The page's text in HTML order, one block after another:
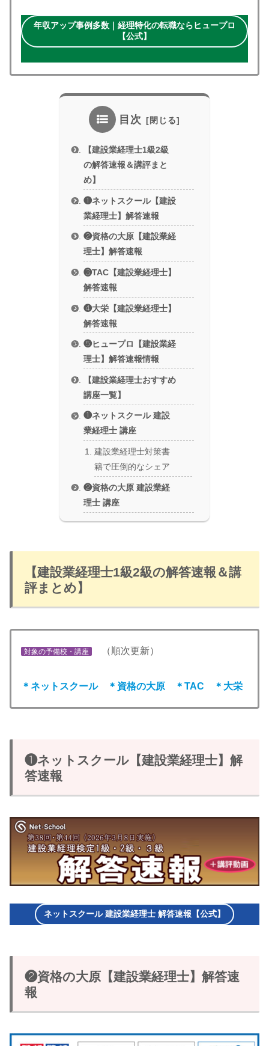
年収アップ事例多数｜経理特化の転職ならヒュープロ
【公式】
目次
【建設業経理士1級2級
の解答速報＆講評まと
め】
❶ネットスクール【建設
業経理士】解答速報
❷資格の大原【建設業経
理士】解答速報
❸TAC【建設業経理士】
解答速報
❹大栄【建設業経理士】
解答速報
❺ヒュープロ【建設業経
理士】解答速報情報
【建設業経理士おすすめ
講座一覧】
❶ネットスクール 建設
業経理士 講座
建設業経理士対策書
籍で圧倒的なシェア
❷資格の大原 建設業経
理士 講座
【建設業経理士1級2級の解答速報＆講
評まとめ】
対象の予備校・講座 （順次更新）
＊ネットスクール ＊資格の大原 ＊TAC ＊大栄
❶ネットスクール【建設業経理士】解
答速報
ネットスクール 建設業経理士 解答速報【公式】
❷資格の大原【建設業経理士】解答速
報